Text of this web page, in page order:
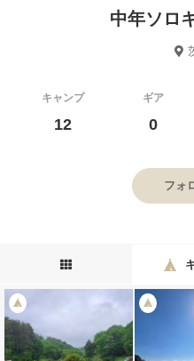
中年ソロ
キャンプ
12
ギア
0
フォ